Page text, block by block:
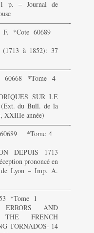
p. – Journal de
*Cote 60689
à 1852): 37
*Tome 4
SUR LE
du Bull. de la
XXIIIe année)
*Tome 4
DEPUIS 1713
prononcé en
de Lyon – Imp. A.
*Tome 1
AND
THE FRENCH
TORNADOS- 14